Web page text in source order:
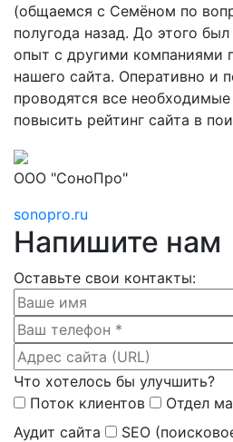
(общаемся с Семёном по
полугода назад. До этого
опыт с другими компаниями
нашего сайта. Оперативно и
проводятся все
повысить рейтинг сайта в
ООО "СоноПро"
sonopro.ru
Напишите нам
Оставьте свои контакты:
Что хотелось бы улучшить?
Поток клиентов
Отдел
Аудит сайта
SEO